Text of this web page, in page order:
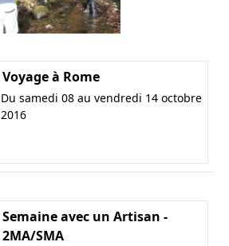
Voyage à Rome
Du samedi 08 au vendredi 14 octobre
2016
Semaine avec un Artisan -
2MA/SMA